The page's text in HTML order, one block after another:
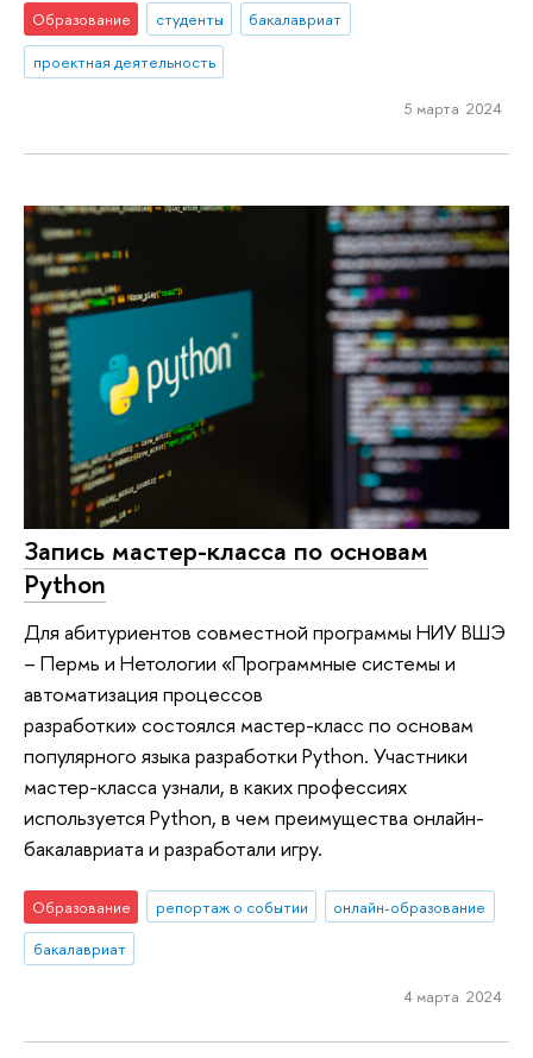
Образование студенты
бакалавриат
проектная деятельность
5 марта 2024
Запись мастер-класса по основам
Python
Для абитуриентов совместной программы НИУ ВШЭ
– Пермь и Нетологии «Программные системы и
автоматизация процессов
разработки» состоялся мастер-класс по основам
популярного языка разработки Python. Участники
мастер-класса узнали, в каких профессиях
используется Python, в чем преимущества онлайн-
бакалавриата и разработали игру.
Образование репортаж о событии
онлайн-образование
бакалавриат
4 марта 2024